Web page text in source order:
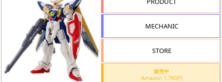
MECHANIC
STORE
販売中
Amazon 1,760円